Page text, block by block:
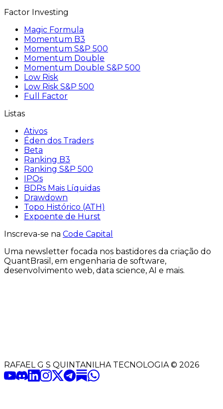
Factor Investing
Magic Formula
Momentum B3
Momentum S&P 500
Momentum Double
Momentum Double S&P 500
Low Risk
Low Risk S&P 500
Full Factor
Listas
Ativos
Éden dos Traders
Beta
Ranking B3
Ranking S&P 500
IPOs
BDRs Mais Líquidas
Drawdown
Topo Histórico (ATH)
Expoente de Hurst
Inscreva-se na Code Capital
Uma newsletter focada nos bastidores da criação do
QuantBrasil , em engenharia de software,
desenvolvimento web, data science, AI e mais.
RAFAEL G S QUINTANILHA TECNOLOGIA© 2026